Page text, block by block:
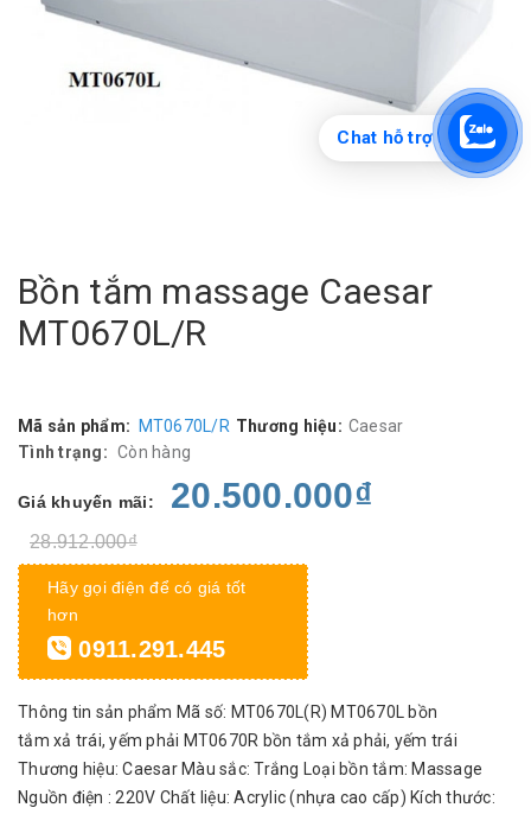
Bồn tắm massage Caesar
MT0670L/R
Mã sản phẩm: MT0670L/R Thương hiệu: Caesar
Tình trạng: Còn hàng
Giá khuyến mãi: 20.500.000₫
28.912.000₫
Hãy gọi điện để có giá tốt
hơn
0911.291.445
Thông tin sản phẩm Mã số: MT0670L(R) MT0670L bồn
tắm xả trái, yếm phải MT0670R bồn tắm xả phải, yếm trái
Thương hiệu: Caesar Màu sắc: Trắng Loại bồn tắm: Massage
Nguồn điện : 220V Chất liệu: Acrylic (nhựa cao cấp) Kích thước:
Chat hỗ trợ